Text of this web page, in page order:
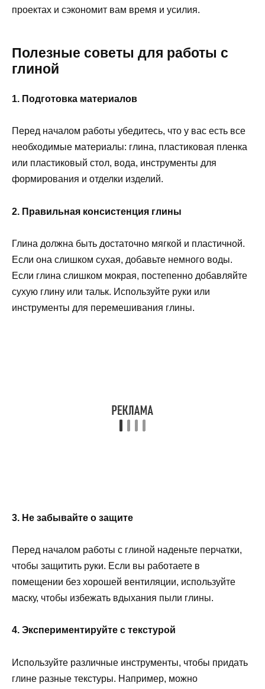
проектах и сэкономит вам время и усилия.
Полезные советы для работы с
глиной
1. Подготовка материалов
Перед началом работы убедитесь, что у вас есть все
необходимые материалы: глина, пластиковая пленка
или пластиковый стол, вода, инструменты для
формирования и отделки изделий.
2. Правильная консистенция глины
Глина должна быть достаточно мягкой и пластичной.
Если она слишком сухая, добавьте немного воды.
Если глина слишком мокрая, постепенно добавляйте
сухую глину или тальк. Используйте руки или
инструменты для перемешивания глины.
3. Не забывайте о защите
Перед началом работы с глиной наденьте перчатки,
чтобы защитить руки. Если вы работаете в
помещении без хорошей вентиляции, используйте
маску, чтобы избежать вдыхания пыли глины.
4. Экспериментируйте с текстурой
Используйте различные инструменты, чтобы придать
глине разные текстуры. Например, можно